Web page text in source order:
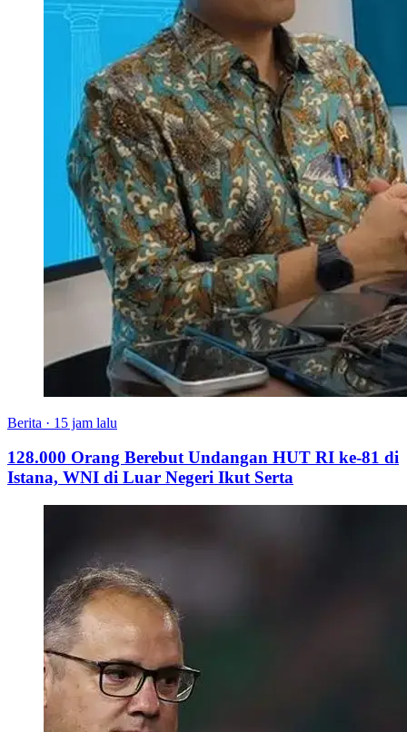
Berita · 15 jam lalu
128.000 Orang Berebut Undangan HUT RI ke-81 di
Istana, WNI di Luar Negeri Ikut Serta